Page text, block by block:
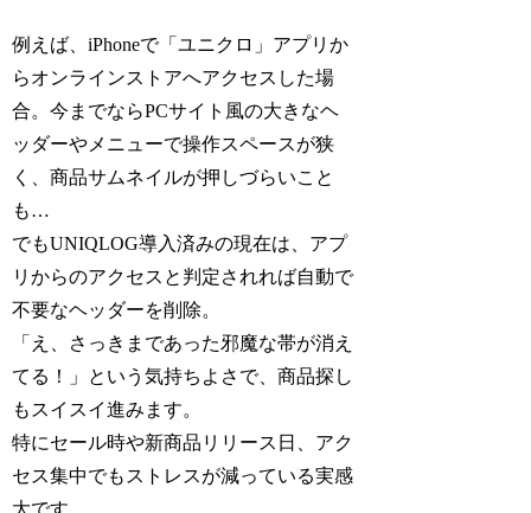
例えば、iPhoneで「ユニクロ」アプリか
らオンラインストアへアクセスした場
合。今までならPCサイト風の大きなヘ
ッダーやメニューで操作スペースが狭
く、商品サムネイルが押しづらいこと
も…
でもUNIQLOG導入済みの現在は、アプ
リからのアクセスと判定されれば自動で
不要なヘッダーを削除。
「え、さっきまであった邪魔な帯が消え
てる！」という気持ちよさで、商品探し
もスイスイ進みます。
特にセール時や新商品リリース日、アク
セス集中でもストレスが減っている実感